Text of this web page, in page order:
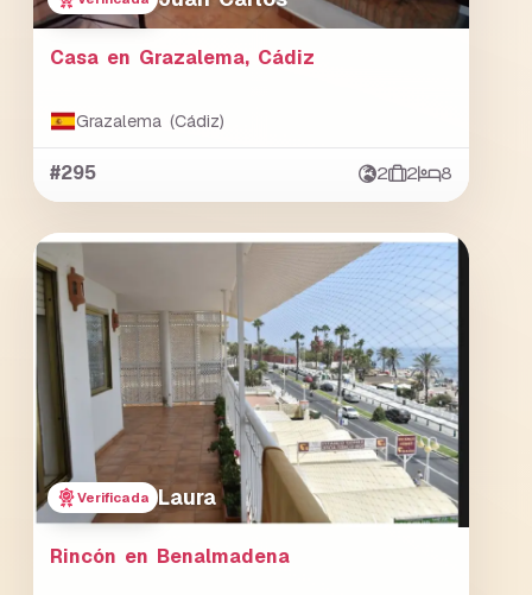
Casa en Grazalema, Cádiz
Grazalema (Cádiz)
#295 2 2 8
Verificada Laura
Rincón en Benalmadena